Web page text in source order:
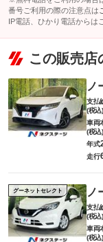
番号ご利用の際の注意点は
IP電話、ひかり電話からは
この販売店
ノ
支払
(税込
車両
(税込)
年式
走行
グーネットセレクト ノ
支払
(税込
車両
(税込)